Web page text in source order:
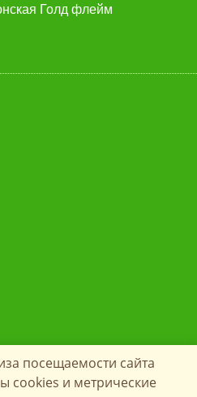
посещаемости сайта
cookies и метрические